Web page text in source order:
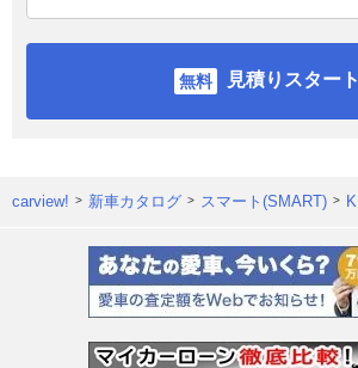
見積りスタート
carview! 新車カタログ スマート(SMART) K